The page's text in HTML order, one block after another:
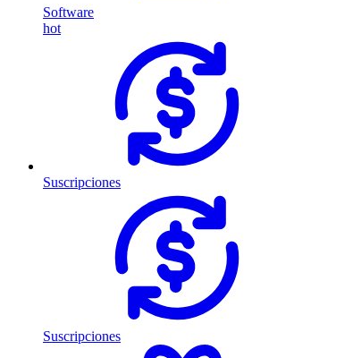
Software
hot
Suscripciones
Suscripciones